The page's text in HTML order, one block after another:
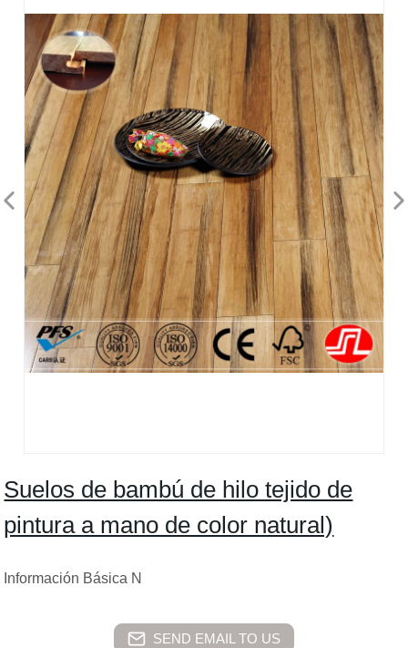
Suelos de bambú de hilo tejido de
pintura a mano de color natural)
Información Básica N
SEND EMAIL TO US